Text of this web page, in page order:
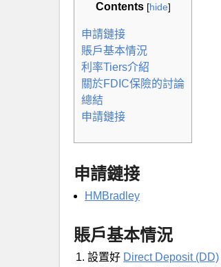
Contents [hide]
申請鏈接
賬戶基本情況
利率Tiers介紹
關於FDIC保險的討論
總結
申請鏈接
申請鏈接
HMBradley
賬戶基本情況
設置好 Direct Deposit (DD)